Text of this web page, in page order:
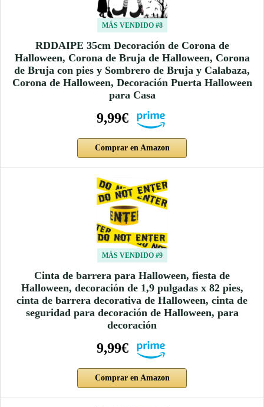
MÁS VENDIDO #8
RDDAIPE 35cm Decoración de Corona de
Halloween, Corona de Bruja de Halloween, Corona
de Bruja con pies y Sombrero de Bruja y Calabaza,
Corona de Halloween, Decoración Puerta Halloween
para Casa
9,99€
Comprar en Amazon
MÁS VENDIDO #9
Cinta de barrera para Halloween, fiesta de
Halloween, decoración de 1,9 pulgadas x 82 pies,
cinta de barrera decorativa de Halloween, cinta de
seguridad para decoración de Halloween, para
decoración
9,99€
Comprar en Amazon